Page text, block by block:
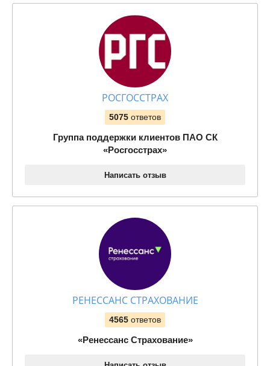
РОСГОССТРАХ
5075 ответов
Группа поддержки клиентов ПАО СК
«Росгосстрах»
Написать отзыв
РЕНЕССАНС СТРАХОВАНИЕ
4565 ответов
«Ренессанс Страхование»